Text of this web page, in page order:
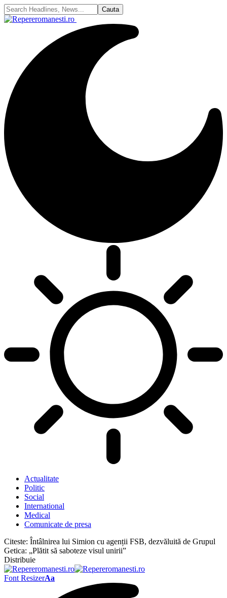
Actualitate
Politic
Social
International
Medical
Comunicate de presa
Citeste: Întâlnirea lui Simion cu agenții FSB, dezvăluită de Grupul
Getica: „Plătit să saboteze visul unirii”
Distribuie
Font ResizerAa